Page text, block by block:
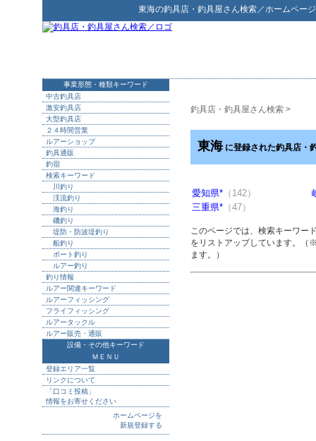
東海の釣具店・釣具屋さん検索／ホームペー
釣具店・釣具屋さん検索 >
東海に登録された釣具店・
愛知県* （142）
三重県* （47）
このページでは、検索キーワー
をリストアップしています。（
ます。）
事業形態・種類キーワード
中古釣具店
激安釣具店
大型釣具店
２４時間営業
ルアーショップ
釣具通販
釣宿
検索キーワード
川釣り
渓流釣り
海釣り
磯釣り
堤防・防波堤釣り
船釣り
ボート釣り
ルアー釣り
釣り情報
ルアー関連キーワード
ルアーフィッシング
フライフィッシング
ルアータックル
ルアー販売・通販
設備・その他キーワード
ＭＥＮＵ
登録エリア一覧
リンクについて
「口コミ投稿」
情報をお寄せください
ホームページを
新規登録する